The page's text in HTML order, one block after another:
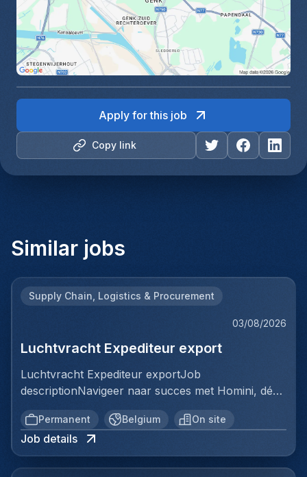
Copy link
Apply for this job
Similar jobs
Supply Chain, Logistics & Procurement
03/08/2026
Luchtvracht Expediteur export
Luchtvracht Expediteur exportJob
descriptionNavigeer naar succes met Homini, dé
brug tussen talent en uitmuntende opportuniteiten
binnen de arbeidsmarkt. Als voorloper in
wervingsdiensten, matchen we toptalent met
topbedrijven in diverse sectoren. Met onze
Permanent Belgium On site
Job details